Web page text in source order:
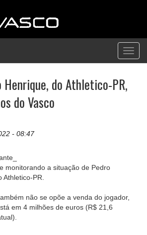
Henrique, do Athletico-PR,
do Vasco
- 08:47
monitorando a situação de Pedro
Athletico-PR.
não se opõe a venda do jogador,
em 4 milhões de euros (R$ 21,6